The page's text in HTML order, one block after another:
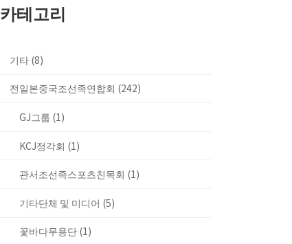
카테고리
기타 (8)
전일본중국조선족연합회 (242)
GJ그룹 (1)
KCJ정각회 (1)
관서조선족스포츠친목회 (1)
기타단체 및 미디어 (5)
꽃바다무용단 (1)